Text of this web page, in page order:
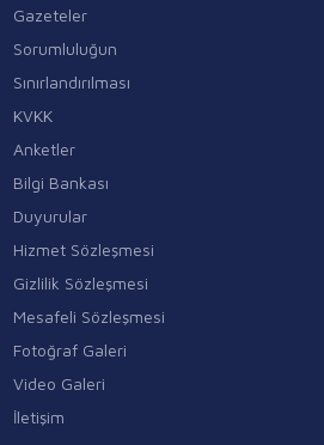
Gazeteler
Sorumluluğun
Sınırlandırılması
KVKK
Anketler
Bilgi Bankası
Duyurular
Hizmet Sözleşmesi
Gizlilik Sözleşmesi
Mesafeli Sözleşmesi
Fotoğraf Galeri
Video Galeri
İletişim